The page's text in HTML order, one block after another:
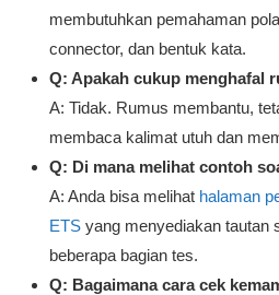
membutuhkan pemahaman
connector, dan bentuk kata.
Q: Apakah cukup menghafal
A: Tidak. Rumus membantu,
membaca kalimat utuh dan
Q: Di mana melihat contoh
A: Anda bisa melihat halaman
ETS yang menyediakan tautan
beberapa bagian tes.
Q: Bagaimana cara cek